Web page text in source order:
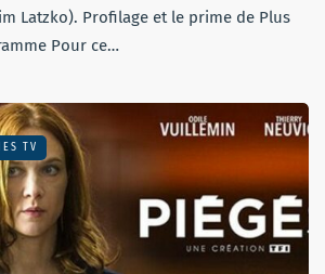
Latzko). Profilage et le prime de Plus
Pour ce…
TV